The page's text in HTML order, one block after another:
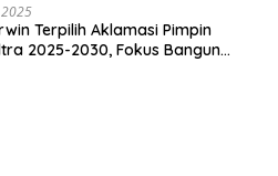
Terpilih Aklamasi Pimpin
2025-2030, Fokus Bangun